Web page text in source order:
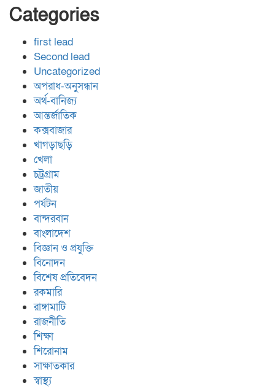
Categories
first lead
Second lead
Uncategorized
অপরাধ-অনুসন্ধান
অর্থ-বানিজ্য
আন্তর্জাতিক
কক্সবাজার
খাগড়াছড়ি
খেলা
চট্রগ্রাম
জাতীয়
পর্যটন
বান্দরবান
বাংলাদেশ
বিজ্ঞান ও প্রযুক্তি
বিনোদন
বিশেষ প্রতিবেদন
রকমারি
রাঙ্গামাটি
রাজনীতি
শিক্ষা
শিরোনাম
সাক্ষাতকার
স্বাস্থ্য